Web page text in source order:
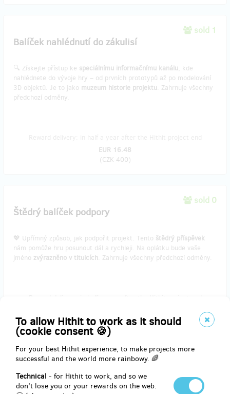
To allow Hithit to work as it should
(cookie consent 🍪)
For your best Hithit experience, to make projects more
successful and the world more rainbowy. 🌈
Technical - for Hithit to work, and so we
don't lose you or your rewards on the web.
sold 1
Balíček nahlédnutí do zákulisí
🔍 Získejte přístup ke speciálnímu informačnímu kanálu, kde
nahlédnete do vývoje hry – od prvních prototypů až po modelování
3D objektů. Je to jako muzeum historie projektu. Zahrnuje všechny
předchozí odměny.
EUR 16.48
(CZK 400)
sold 0
Štědrý balíček podpory
💖 Upřímný způsob, jak podpořit projekt. Tento štědrý příspěvek
nám pomůže hru posunout dál a rychleji. Na oplátku bude vaše
jméno zvýrazněno v titulcích. Zahrnuje všechny předchozí odměny.
Reward delivery: in half a year after the Hithit project end
(CZK 750)
Balíček pocty v herním světě